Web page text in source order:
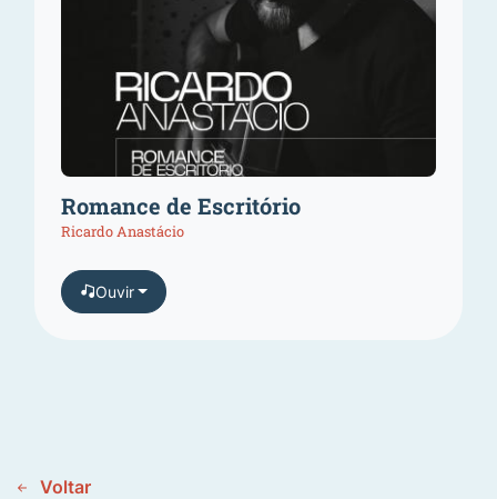
Romance de Escritório
Ricardo Anastácio
Ouvir
Voltar